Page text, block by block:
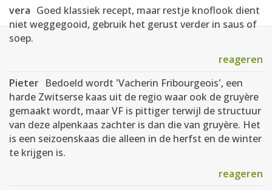
vera Goed klassiek recept, maar restje knoflook dient
niet weggegooid, gebruik het gerust verder in saus of
soep.
reageren
Pieter Bedoeld wordt 'Vacherin Fribourgeois', een
harde Zwitserse kaas uit de regio waar ook de gruyère
gemaakt wordt, maar VF is pittiger terwijl de structuur
van deze alpenkaas zachter is dan die van gruyère. Het
is een seizoenskaas die alleen in de herfst en de winter
te krijgen is.
reageren